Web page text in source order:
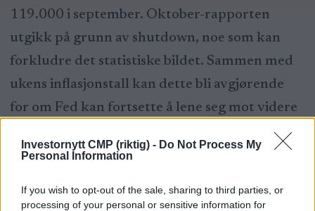
Investornytt CMP (riktig) - Do Not Process My
Personal Information
If you wish to opt-out of the sale, sharing to third parties, or
processing of your personal or sensitive information for
119.000 i september. Oktober-rapporten
utgikk på grunn av shutdown, noe som kan
forkludre det statistiske bildet. Sammen med
ukens inflasjonstall kan dette bli avgjørende
for om Fed kan fortsette å lene seg mot videre
rentekutt. Markedet venter at både headline
og core-inflasjonen var rundt 3,0 % i
heller ingen oktoberrapport.